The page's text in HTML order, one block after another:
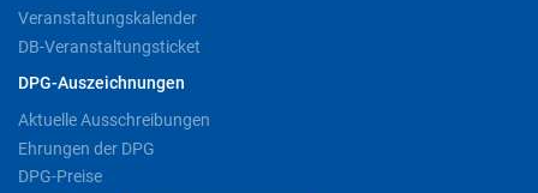
Veranstaltungskalender
DB-Veranstaltungsticket
DPG-Auszeichnungen
Aktuelle Ausschreibungen
Ehrungen der DPG
DPG-Preise